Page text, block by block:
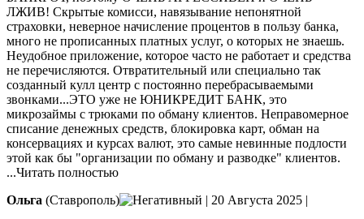
ЛЖИВ! Скрытые комисси, навязывание непонятной
страховки, неверное начисление процентов в пользу банка,
много не прописанных платных услуг, о которых не знаешь.
Неудобное приложение, которое часто не работает и средства
не перечисляются. Отвратительный или специально так
созданный кулл центр с постоянно перебрасываемыми
звонками...ЭТО уже не ЮНИКРЕДИТ БАНК, это
микрозаймы с трюками по обману клиентов. Неправомерное
списание денежных средств, блокировка карт, обман на
консервациях и курсах валют, это самые невинные подлости
этой как бы "организации по обману и разводке" клиентов.
...Читать полностью
Ольга (Ставрополь) | 20 Августа 2025 |